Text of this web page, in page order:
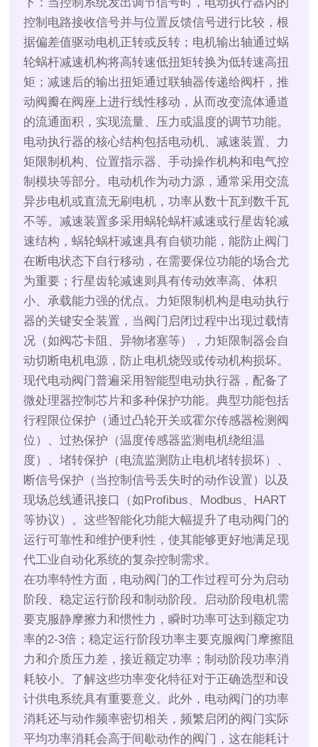
下：当控制系统发出调节信号时，电动执行器内的
控制电路接收信号并与位置反馈信号进行比较，根
据偏差值驱动电机正转或反转；电机输出轴通过蜗
轮蜗杆减速机构将高转速低扭矩转换为低转速高扭
矩；减速后的输出扭矩通过联轴器传递给阀杆，推
动阀瓣在阀座上进行线性移动，从而改变流体通道
的流通面积，实现流量、压力或温度的调节功能。
电动执行器的核心结构包括电动机、减速装置、力
矩限制机构、位置指示器、手动操作机构和电气控
制模块等部分。电动机作为动力源，通常采用交流
异步电机或直流无刷电机，功率从数十瓦到数千瓦
不等。减速装置多采用蜗轮蜗杆减速或行星齿轮减
速结构，蜗轮蜗杆减速具有自锁功能，能防止阀门
在断电状态下自行移动，在需要保位功能的场合尤
为重要；行星齿轮减速则具有传动效率高、体积
小、承载能力强的优点。力矩限制机构是电动执行
器的关键安全装置，当阀门启闭过程中出现过载情
况（如阀芯卡阻、异物堵塞等），力矩限制器会自
动切断电机电源，防止电机烧毁或传动机构损坏。
现代电动阀门普遍采用智能型电动执行器，配备了
微处理器控制芯片和多种保护功能。典型功能包括
行程限位保护（通过凸轮开关或霍尔传感器检测阀
位）、过热保护（温度传感器监测电机绕组温
度）、堵转保护（电流监测防止电机堵转损坏）、
断信号保护（当控制信号丢失时的动作设置）以及
现场总线通讯接口（如Profibus、Modbus、HART
等协议）。这些智能化功能大幅提升了电动阀门的
运行可靠性和维护便利性，使其能够更好地满足现
代工业自动化系统的复杂控制需求。
在功率特性方面，电动阀门的工作过程可分为启动
阶段、稳定运行阶段和制动阶段。启动阶段电机需
要克服静摩擦力和惯性力，瞬时功率可达到额定功
率的2-3倍；稳定运行阶段功率主要克服阀门摩擦阻
力和介质压力差，接近额定功率；制动阶段功率消
耗较小。了解这些功率变化特征对于正确选型和设
计供电系统具有重要意义。此外，电动阀门的功率
消耗还与动作频率密切相关，频繁启闭的阀门实际
平均功率消耗会高于间歇动作的阀门，这在能耗计